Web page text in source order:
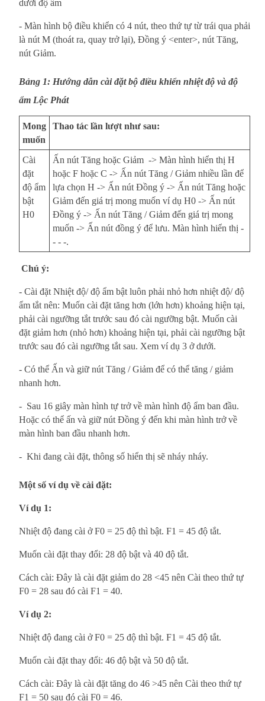
dưới độ ẩm
- Màn hình bộ điều khiển có 4 nút, theo thứ tự từ trái qua phải
là nút M (thoát ra, quay trở lại), Đồng ý <enter>, nút Tăng,
nút Giảm.
Bảng 1: Hướng dẫn cài đặt bộ điều khiển nhiệt độ và độ
ẩm Lộc Phát
Mong
muốn
Thao tác lần lượt như sau:
Cài
đặt
độ ẩm
bật
H0
Ấn nút Tăng hoặc Giảm -> Màn hình hiển thị H
hoặc F hoặc C -> Ấn nút Tăng / Giảm nhiều lần để
lựa chọn H -> Ấn nút Đồng ý -> Ấn nút Tăng hoặc
Giảm đến giá trị mong muốn ví dụ H0 -> Ấn nút
Đồng ý -> Ấn nút Tăng / Giảm đến giá trị mong
muốn -> Ấn nút đồng ý để lưu. Màn hình hiển thị -
- - -.
Chú ý:
- Cài đặt Nhiệt độ/ độ ẩm bật luôn phải nhỏ hơn nhiệt độ/ độ
ẩm tắt nên: Muốn cài đặt tăng hơn (lớn hơn) khoảng hiện tại,
phải cài ngưỡng tắt trước sau đó cài ngưỡng bật. Muốn cài
đặt giảm hơn (nhỏ hơn) khoảng hiện tại, phải cài ngưỡng bật
trước sau đó cài ngưỡng tắt sau. Xem ví dụ 3 ở dưới.
- Có thể Ấn và giữ nút Tăng / Giảm để có thể tăng / giảm
nhanh hơn.
- Sau 16 giây màn hình tự trở về màn hình độ ẩm ban đầu.
Hoặc có thể ấn và giữ nút Đồng ý đến khi màn hình trở về
màn hình ban đầu nhanh hơn.
- Khi đang cài đặt, thông số hiển thị sẽ nháy nháy.
Một số ví dụ về cài đặt:
Ví dụ 1:
Nhiệt độ đang cài ở F0 = 25 độ thì bật. F1 = 45 độ tắt.
Muốn cài đặt thay đổi: 28 độ bật và 40 độ tắt.
Cách cài: Đây là cài đặt giảm do 28 <45 nên Cài theo thứ tự
F0 = 28 sau đó cài F1 = 40.
Ví dụ 2:
Nhiệt độ đang cài ở F0 = 25 độ thì bật. F1 = 45 độ tắt.
Muốn cài đặt thay đổi: 46 độ bật và 50 độ tắt.
Cách cài: Đây là cài đặt tăng do 46 >45 nên Cài theo thứ tự
F1 = 50 sau đó cài F0 = 46.